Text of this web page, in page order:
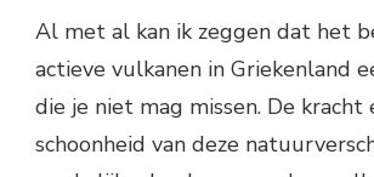
Al met al kan ik zeggen dat het
actieve vulkanen in Griekenland
die je niet mag missen. De kracht
schoonheid van deze